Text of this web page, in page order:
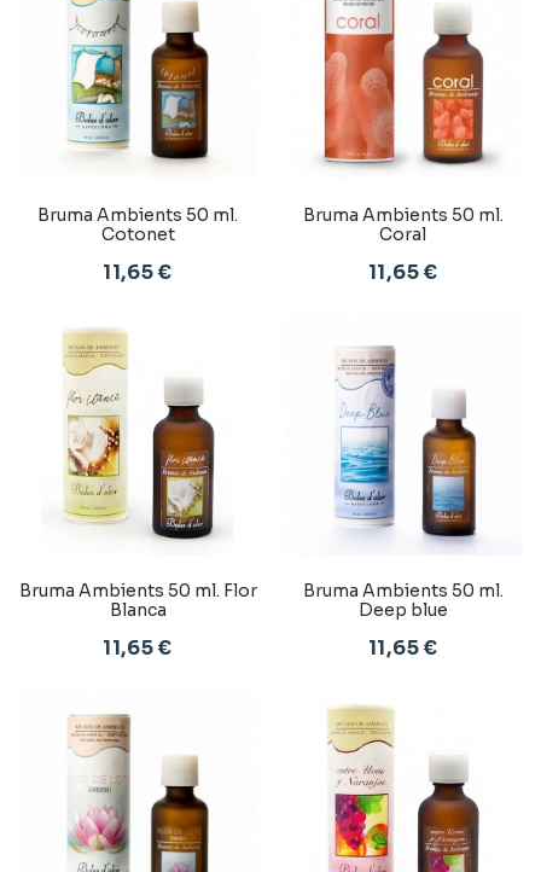
Bruma Ambients 50 ml.
Cotonet
11,65 €
Bruma Ambients 50 ml.
Coral
11,65 €
Bruma Ambients 50 ml. Flor
Blanca
11,65 €
Bruma Ambients 50 ml.
Deep blue
11,65 €